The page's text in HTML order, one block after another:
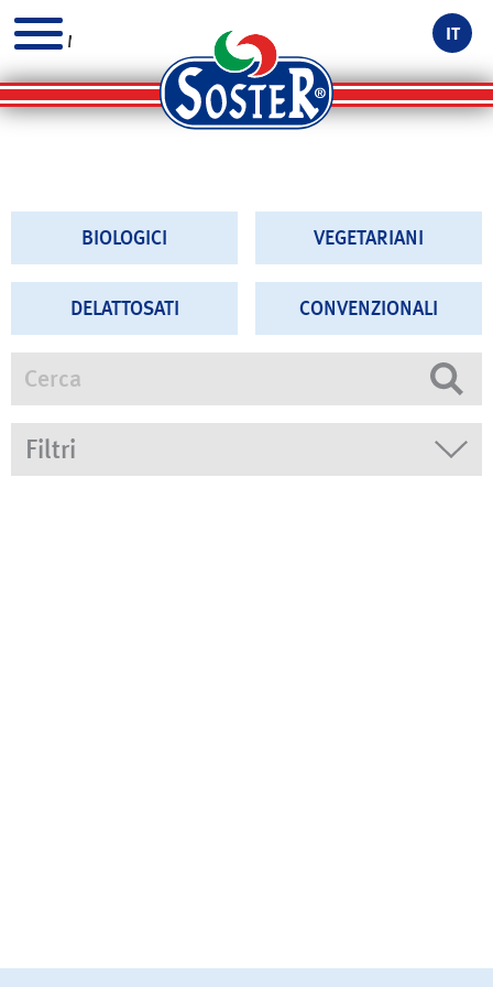
MENU IT
Cerca
Filtri
BIOLOGICI VEGETARIANI
DELATTOSATI CONVENZIONALI